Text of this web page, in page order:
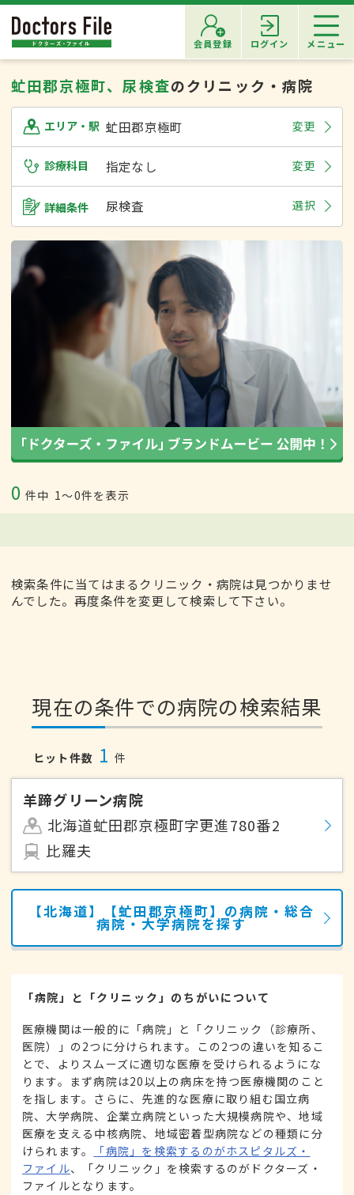
会員登録 ログイン メニュー
虻田郡京極町、尿検査のクリニック・病院
エリア・駅 虻田郡京極町 変更
診療科目 指定なし 変更
詳細条件 尿検査 選択
0 件中 1〜0件を表示
検索条件に当てはまるクリニック・病院は見つかりませ
んでした。再度条件を変更して検索して下さい。
現在の条件での病院の検索結果
ヒット件数 1 件
羊蹄グリーン病院
北海道虻田郡京極町字更進780番2
比羅夫
【北海道】【虻田郡京極町】の病院・総合
病院・大学病院を探す
「病院」と「クリニック」のちがいについて
医療機関は一般的に「病院」と「クリニック（診療所、
医院）」の2つに分けられます。この2つの違いを知るこ
とで、よりスムーズに適切な医療を受けられるようにな
ります。まず病院は20以上の病床を持つ医療機関のこと
を指します。さらに、先進的な医療に取り組む国立病
院、大学病院、企業立病院といった大規模病院や、地域
医療を支える中核病院、地域密着型病院などの種類に分
けられます。
「病院」を検索するのがホスピタルズ・
ファイル、「クリニック」を検索するのがドクターズ・
ファイルとなります。